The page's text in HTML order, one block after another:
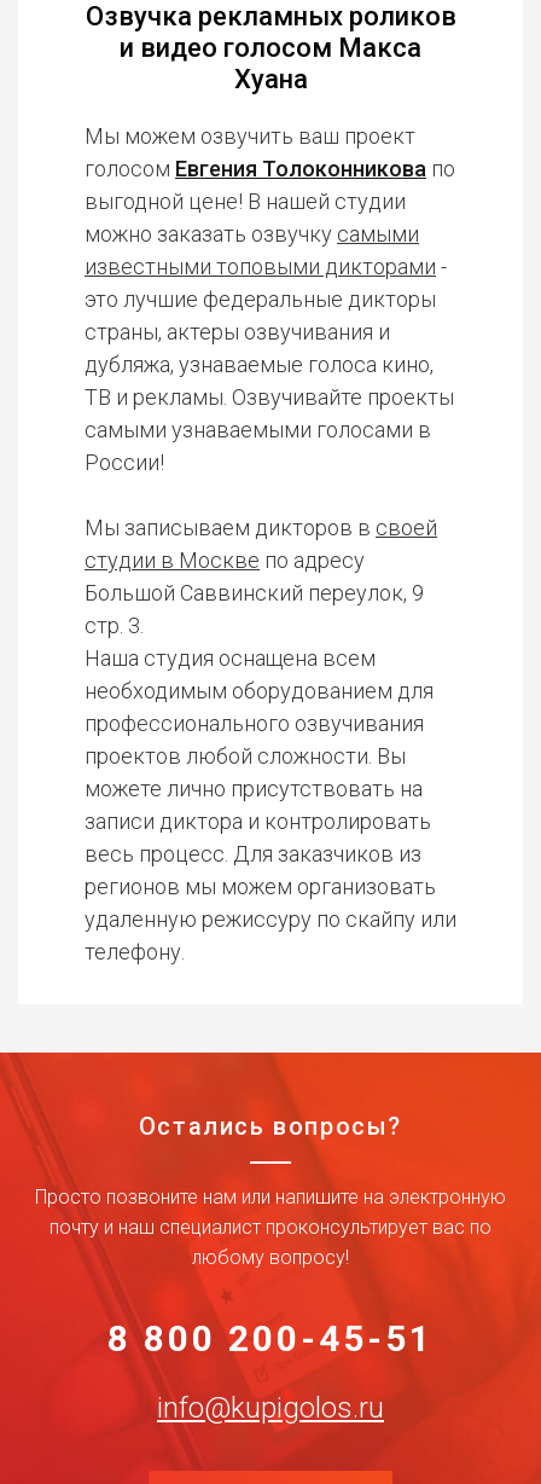
Озвучка рекламных роликов
и видео голосом Макса
Хуана
Мы можем озвучить ваш проект
голосом Евгения Толоконникова по
выгодной цене! В нашей студии
можно заказать озвучку самыми
известными топовыми дикторами -
это лучшие федеральные дикторы
страны, актеры озвучивания и
дубляжа, узнаваемые голоса кино,
ТВ и рекламы. Озвучивайте проекты
самыми узнаваемыми голосами в
России!
Мы записываем дикторов в своей
студии в Москве по адресу
Большой Саввинский переулок, 9
стр. 3.
Наша студия оснащена всем
необходимым оборудованием для
профессионального озвучивания
проектов любой сложности. Вы
можете лично присутствовать на
записи диктора и контролировать
весь процесс. Для заказчиков из
регионов мы можем организовать
удаленную режиссуру по скайпу или
телефону.
Остались вопросы?
Просто позвоните нам или напишите на электронную
почту и наш специалист проконсультирует вас по
любому вопросу!
8 800 200-45-51
info@kupigolos.ru